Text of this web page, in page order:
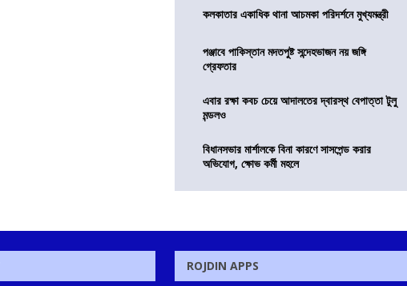
কলকাতার একাধিক থানা আচমকা পরিদর্শনে মুখ্যমন্ত্রী
পঞ্জাবে পাকিস্তান মদতপুষ্ট সন্দেহভাজন নয় জঙ্গি
গ্রেফতার
এবার রক্ষা কবচ চেয়ে আদালতের দ্বারস্থ বেপাত্তা টুলু
মন্ডলও
বিধানসভার মার্শালকে বিনা কারণে সাসপেন্ড করার
অভিযোগ, ক্ষোভ কর্মী মহলে
ROJDIN APPS